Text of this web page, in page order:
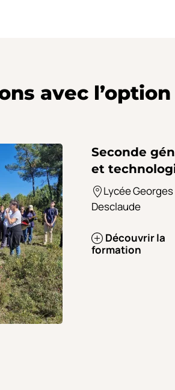
avec
Seconde
et
Lycée Georges
Desclaude
Découvrir la
formation